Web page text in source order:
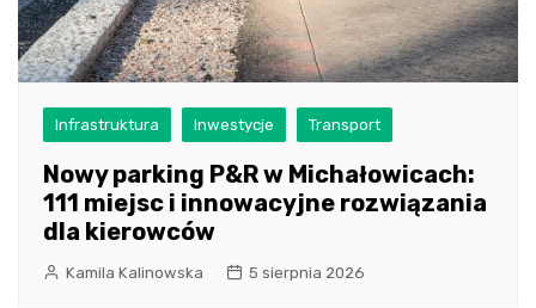
Infrastruktura Inwestycje Transport
Nowy parking P&R w Michałowicach:
111 miejsc i innowacyjne rozwiązania
dla kierowców
Kamila Kalinowska 5 sierpnia 2026